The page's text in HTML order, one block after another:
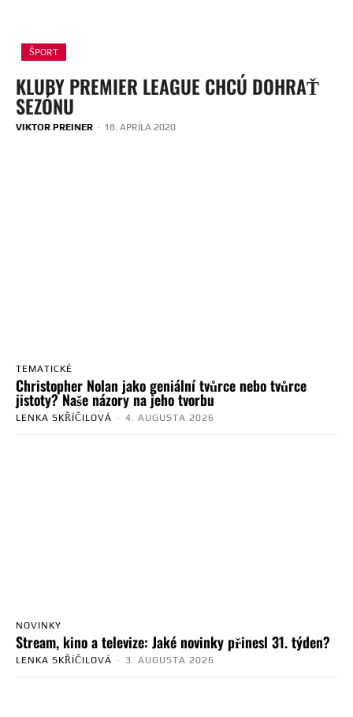
ŠPORT
KLUBY PREMIER LEAGUE CHCÚ DOHRAŤ
SEZÓNU
VIKTOR PREINER - 18. APRÍLA 2020
TEMATICKÉ
Christopher Nolan jako geniální tvůrce nebo tvůrce
jistoty? Naše názory na jeho tvorbu
LENKA SKŘÍČILOVÁ - 4. AUGUSTA 2026
NOVINKY
Stream, kino a televize: Jaké novinky přinesl 31. týden?
LENKA SKŘÍČILOVÁ - 3. AUGUSTA 2026